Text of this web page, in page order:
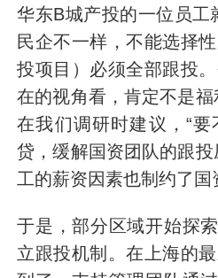
华东B城产投的一位员工
民企不一样，不能选择
投项目）必须全部跟投
在的视角看，肯定不是
在我们调研时建议，“
贷，缓解国资团队的跟
工的薪资因素也制约了国
于是，部分区域开始探
立跟投机制。在上海的